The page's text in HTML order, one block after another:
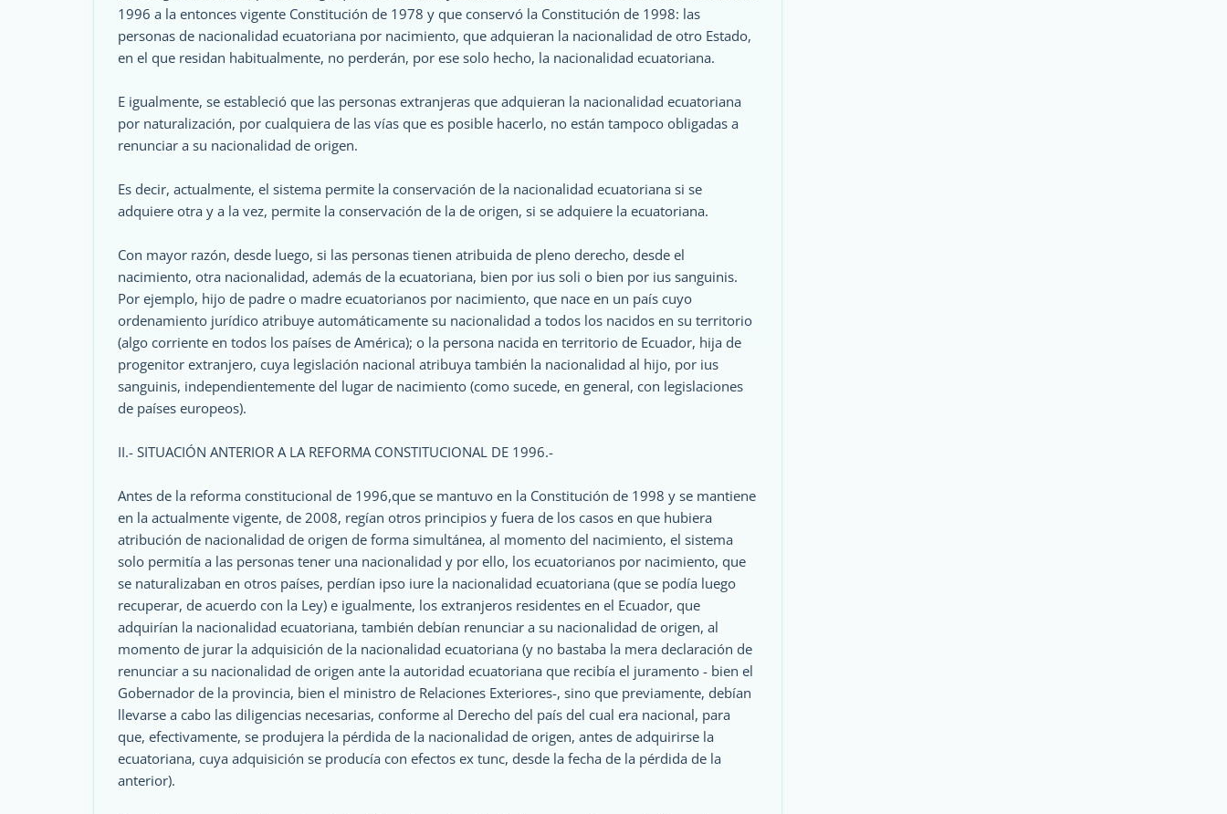
1996 a la entonces vigente Constitución de 1978 y que conservó la Constitución de 1998: las
personas de nacionalidad ecuatoriana por nacimiento, que adquieran la nacionalidad de otro Estado,
en el que residan habitualmente, no perderán, por ese solo hecho, la nacionalidad ecuatoriana.
E igualmente, se estableció que las personas extranjeras que adquieran la nacionalidad ecuatoriana
por naturalización, por cualquiera de las vías que es posible hacerlo, no están tampoco obligadas a
renunciar a su nacionalidad de origen.
Es decir, actualmente, el sistema permite la conservación de la nacionalidad ecuatoriana si se
adquiere otra y a la vez, permite la conservación de la de origen, si se adquiere la ecuatoriana.
Con mayor razón, desde luego, si las personas tienen atribuida de pleno derecho, desde el
nacimiento, otra nacionalidad, además de la ecuatoriana, bien por ius soli o bien por ius sanguinis.
Por ejemplo, hijo de padre o madre ecuatorianos por nacimiento, que nace en un país cuyo
ordenamiento jurídico atribuye automáticamente su nacionalidad a todos los nacidos en su territorio
(algo corriente en todos los países de América); o la persona nacida en territorio de Ecuador, hija de
progenitor extranjero, cuya legislación nacional atribuya también la nacionalidad al hijo, por ius
sanguinis, independientemente del lugar de nacimiento (como sucede, en general, con legislaciones
de países europeos).
II.- SITUACIÓN ANTERIOR A LA REFORMA CONSTITUCIONAL DE 1996.-
Antes de la reforma constitucional de 1996,que se mantuvo en la Constitución de 1998 y se mantiene
en la actualmente vigente, de 2008, regían otros principios y fuera de los casos en que hubiera
atribución de nacionalidad de origen de forma simultánea, al momento del nacimiento, el sistema
solo permitía a las personas tener una nacionalidad y por ello, los ecuatorianos por nacimiento, que
se naturalizaban en otros países, perdían ipso iure la nacionalidad ecuatoriana (que se podía luego
recuperar, de acuerdo con la Ley) e igualmente, los extranjeros residentes en el Ecuador, que
adquirían la nacionalidad ecuatoriana, también debían renunciar a su nacionalidad de origen, al
momento de jurar la adquisición de la nacionalidad ecuatoriana (y no bastaba la mera declaración de
renunciar a su nacionalidad de origen ante la autoridad ecuatoriana que recibía el juramento - bien el
Gobernador de la provincia, bien el ministro de Relaciones Exteriores-, sino que previamente, debían
llevarse a cabo las diligencias necesarias, conforme al Derecho del país del cual era nacional, para
que, efectivamente, se produjera la pérdida de la nacionalidad de origen, antes de adquirirse la
ecuatoriana, cuya adquisición se producía con efectos ex tunc, desde la fecha de la pérdida de la
anterior).